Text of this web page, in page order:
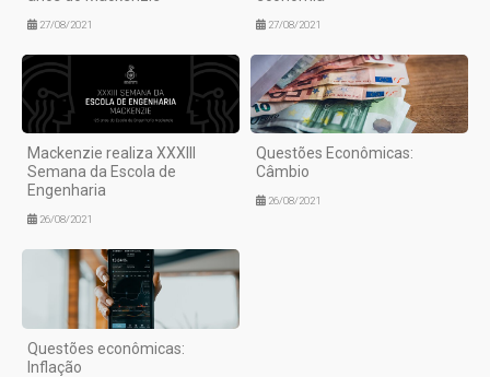
27/08/2021 27/08/2021
Mackenzie realiza XXXIII
Semana da Escola de
Engenharia
26/08/2021
Questões Econômicas:
Câmbio
26/08/2021
Questões econômicas:
Inflação